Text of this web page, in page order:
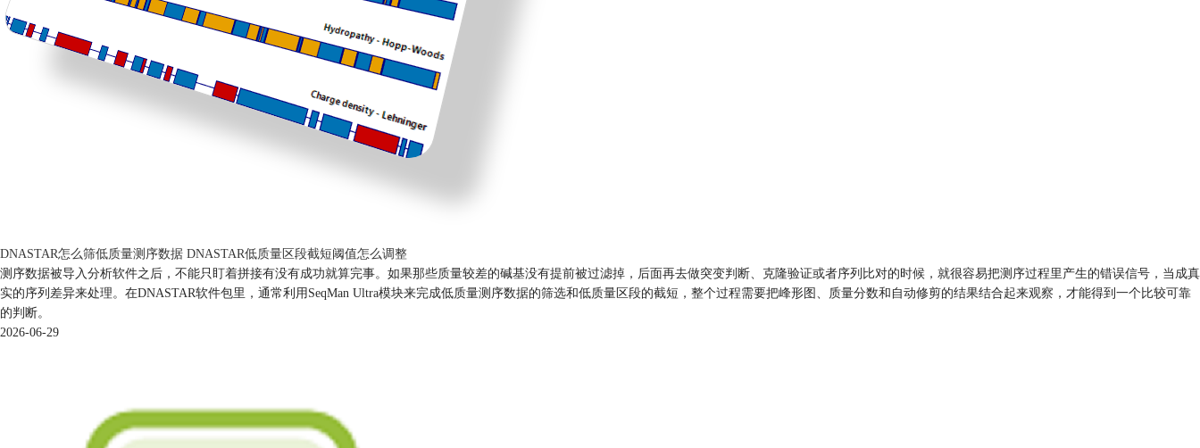
DNASTAR怎么筛低质量测序数据 DNASTAR低质量区段截短阈值怎么调整
测序数据被导入分析软件之后，不能只盯着拼接有没有成功就算完事。如果那些质量较差的碱基没有提前被过滤掉，后面再去做突变判断、克隆验证或者序列比对的时候，就很容易把测序过程里产生的错误信号，当成真
实的序列差异来处理。在DNASTAR软件包里，通常利用SeqMan Ultra模块来完成低质量测序数据的筛选和低质量区段的截短，整个过程需要把峰形图、质量分数和自动修剪的结果结合起来观察，才能得到一个比较可靠
的判断。
2026-06-29